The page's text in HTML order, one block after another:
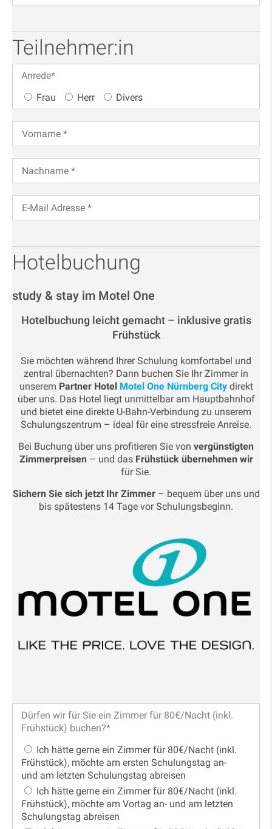
Teilnehmer:in
Anrede*
Frau
Herr Divers
Hotelbuchung
study & stay im Motel One
Hotelbuchung leicht gemacht – inklusive gratis
Frühstück
Sie möchten während Ihrer Schulung komfortabel und
zentral übernachten? Dann buchen Sie Ihr Zimmer in
unserem Partner Hotel Motel One Nürnberg Citydirekt
über uns. Das Hotel liegt unmittelbar am Hauptbahnhof
und bietet eine direkte U-Bahn-Verbindung zu unserem
Schulungszentrum – ideal für eine stressfreie Anreise.
Bei Buchung über uns profitieren Sie von vergünstigten
Zimmerpreisen – und das Frühstück übernehmen wir
für Sie.
Sichern Sie sich jetzt Ihr Zimmer– bequem über uns und
bis spätestens 14 Tage vor Schulungsbeginn.
Dürfen wir für Sie ein Zimmer für 80€/Nacht (inkl.
Frühstück) buchen?*
Frühstück), möchte am ersten Schulungstag an-
und am letzten Schulungstag abreisen
Frühstück), möchte am Vortag an- und am letzten
Schulungstag abreisen